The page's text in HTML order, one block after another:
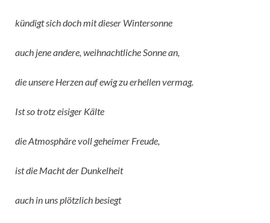
kündigt sich doch mit dieser Wintersonne
auch jene andere, weihnachtliche Sonne an,
die unsere Herzen auf ewig zu erhellen vermag.
Ist so trotz eisiger Kälte
die Atmosphäre voll geheimer Freude,
ist die Macht der Dunkelheit
auch in uns plötzlich besiegt